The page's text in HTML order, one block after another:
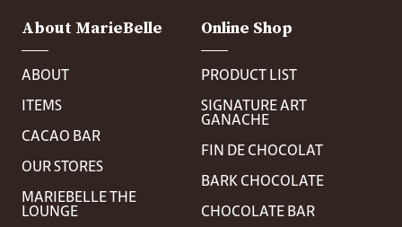
About MarieBelle
ABOUT
ITEMS
CACAO BAR
OUR STORES
MARIEBELLE THE
LOUNGE
Online Shop
PRODUCT LIST
SIGNATURE ART
GANACHE
FIN DE CHOCOLAT
BARK CHOCOLATE
CHOCOLATE BAR